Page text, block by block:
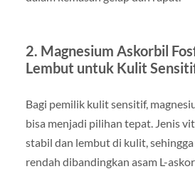
2. Magnesium Askorbil
Lembut untuk Kulit
Bagi pemilik kulit sensitif,
bisa menjadi pilihan tepat. Jenis
stabil dan lembut di kulit,
rendah dibandingkan asam L-